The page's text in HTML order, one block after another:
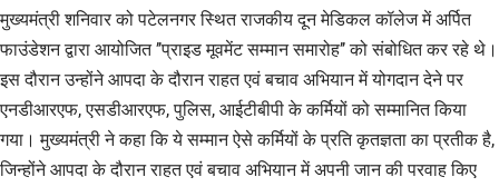
मुख्यमंत्री शनिवार को पटेलनगर स्थित राजकीय दून मेडिकल कॉलेज में अर्पित
फाउंडेशन द्वारा आयोजित ’’प्राइड मूवमेंट सम्मान समारोह’’ को संबोधित कर रहे थे।
इस दौरान उन्होंने आपदा के दौरान राहत एवं बचाव अभियान में योगदान देने पर
एनडीआरएफ, एसडीआरएफ, पुलिस, आईटीबीपी के कर्मियों को सम्मानित किया
गया। मुख्यमंत्री ने कहा कि ये सम्मान ऐसे कर्मियों के प्रति कृतज्ञता का प्रतीक है,
जिन्होंने आपदा के दौरान राहत एवं बचाव अभियान में अपनी जान की परवाह किए